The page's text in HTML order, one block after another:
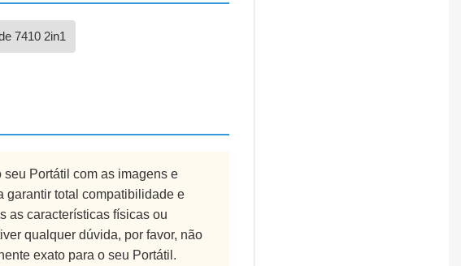
7410 2in1
Portátil com as imagens e
garantir total compatibilidade e
as características físicas ou
qualquer dúvida, por favor, não
exato para o seu Portátil.